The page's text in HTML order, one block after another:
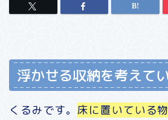
浮かせる収納を考えて
くるみです。床に置いている